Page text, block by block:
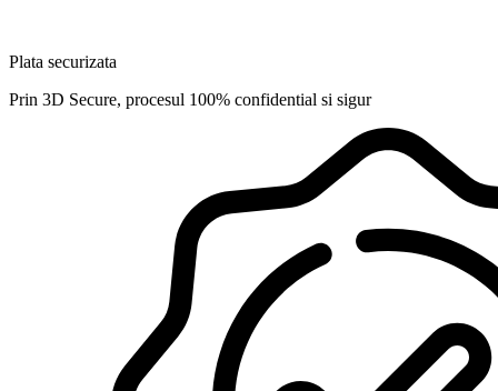
Plata securizata
Prin 3D Secure, procesul 100% confidential si sigur